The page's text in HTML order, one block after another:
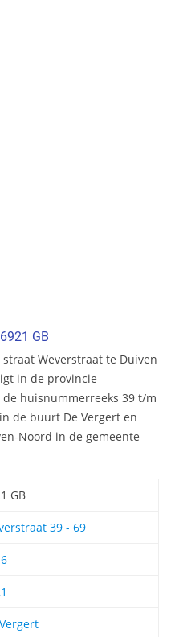
GB
Weverstraat te Duiven
in de provincie
huisnummerreeks 39 t/m
de buurt De Vergert en
Noord in de gemeente
GB
39 - 69